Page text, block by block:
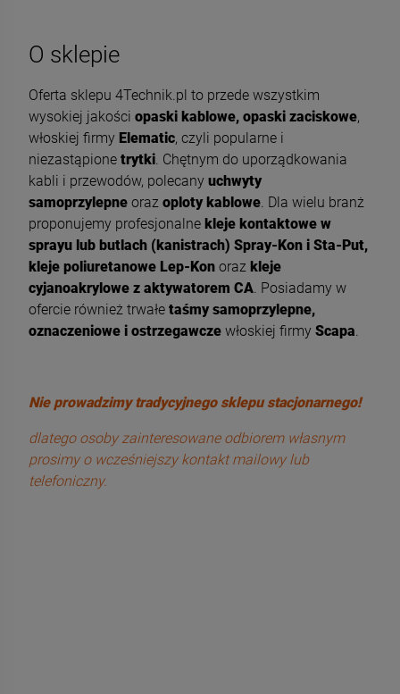
O sklepie
Oferta sklepu 4Technik.pl to przede wszystkim
wysokiej jakości opaski kablowe, opaski zaciskowe,
włoskiej firmy Elematic, czyli popularne i
niezastąpione trytki . Chętnym do uporządkowania
kabli i przewodów, polecany uchwyty
samoprzylepne oraz oploty kablowe . Dla wielu branż
proponujemy profesjonalne kleje kontaktowe w
sprayu lub butlach (kanistrach) Spray-Kon i Sta-Put,
kleje poliuretanowe Lep-Kon oraz kleje
cyjanoakrylowe z aktywatorem CA . Posiadamy w
ofercie również trwałe taśmy samoprzylepne,
oznaczeniowe i ostrzegawcze włoskiej firmy Scapa
Nie prowadzimy tradycyjnego sklepu stacjonarnego!
dlatego osoby zainteresowane odbiorem własnym
prosimy o wcześniejszy kontakt mailowy lub
telefoniczny.